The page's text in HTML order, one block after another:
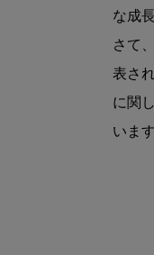
な成
さて
表さ
に関
います